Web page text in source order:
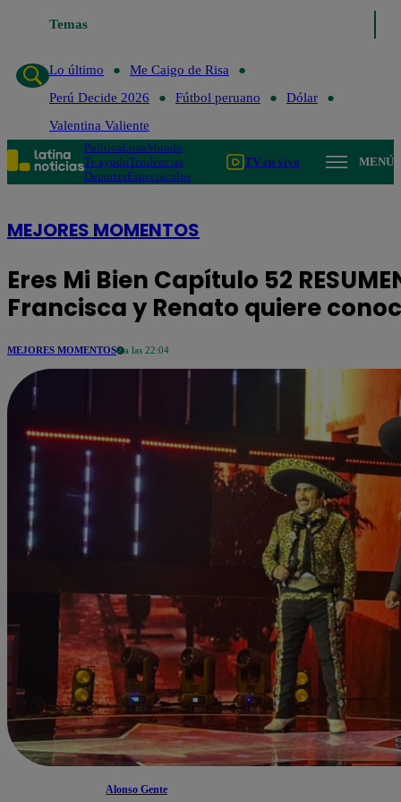
Temas
Lo último
Me Caigo de Risa
Perú Decide 2026
Fútbol peruano
Dólar
Valentina Valiente
PolíticaLimaMundo
Te ayudoTendencias
DeportesEspectáculos
TV en vivo MENÚ
MEJORES MOMENTOS
Eres Mi Bien Capítulo 52
Francisca y Renato quiere
MEJORES MOMENTOS a las 22:04
Alonso Gente